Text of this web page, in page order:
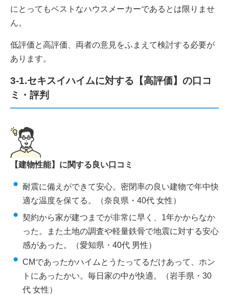
にとってもベストなハウスメーカーであるとは限りませ
ん。
低評価と高評価、両者の意見をふまえて検討する必要が
あります。
3-1.セキスイハイムに対する【高評価】の口コ
ミ・評判
【建物性能】に関する良い口コミ
耐震に備えができて安心。密閉率の良い建物で年中快
適な温度を保てる。（奈良県・40代 女性）
契約から家が建つまでが非常に早く、1年かからなか
った。また土地の調査や軽量鉄骨で地震に対する安心
感があった。（愛知県・40代 男性）
CMであったかハイムとうたってるだけあって、ホン
トにあったかい。毎日家の中が快適。（岩手県・30
代 女性）